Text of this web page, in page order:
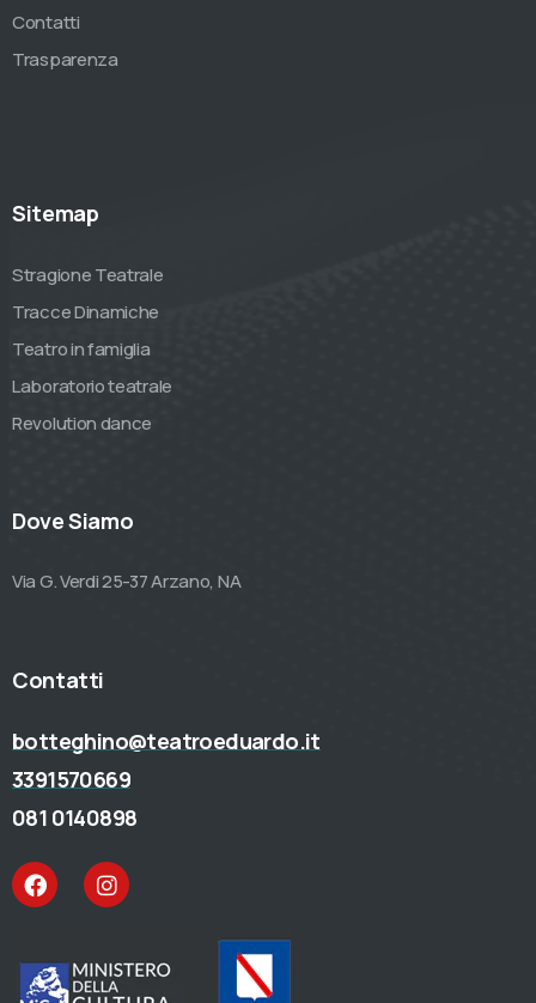
Contatti
Trasparenza
Sitemap
Stragione Teatrale
Tracce Dinamiche
Teatro in famiglia
Laboratorio teatrale
Revolution dance
Dove Siamo
Via G. Verdi 25-37 Arzano, NA
Contatti
botteghino@teatroeduardo.it
3391570669
081 0140898